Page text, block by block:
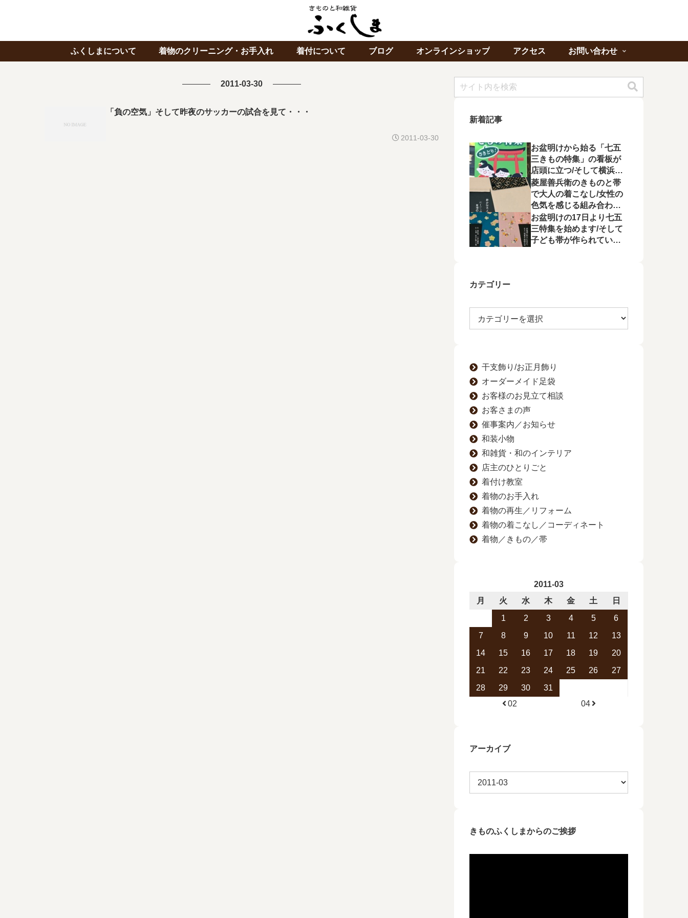
ふくしまについて 着物のクリーニング・お手入れ 着付について ブログ オンラインショップ アクセス お問い合わせ
2011-03-30
「負の空気」そして昨夜のサッカーの試合を見て・・・
2011-03-30
新着記事
お盆明けから始る「七五
三きもの特集」の看板が
店頭に立つ/そして横浜よ
り「ゆかたの夕べ」への
出席を頂く
菱屋善兵衛のきものと帯
で大人の着こなし/女性の
色気を感じる組み合わに
心が惹かれる
お盆明けの17日より七五
三特集を始めます/そして
子ども帯が作られてい状
カテゴリー
干支飾り/お正月飾り
オーダーメイド足袋
お客様のお見立て相談
お客さまの声
催事案内／お知らせ
和装小物
和雑貨・和のインテリア
店主のひとりごと
着付け教室
着物のお手入れ
着物の再生／リフォーム
着物の着こなし／コーディネート
着物／きもの／帯
2011-03
月
火 水 木 金 土
日
1
2 3 4 5
6
7
8 9 10 11 12
13
14
15 16 17 18 19
20
21
22 23 24 25 26
27
28
29 30
31
02
04
アーカイブ
きものふくしまからのご挨拶